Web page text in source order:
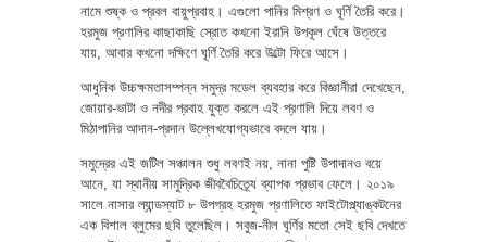
নামে শুষ্ক ও প্রবল বায়ুপ্রবাহ। এগুলো পানির মিশ্রণ ও ঘূর্ণি তৈরি করে।
হরমুজ প্রণালির কাছাকাছি স্রোত কখনো ইরানি উপকূল ঘেঁষে উত্তরে
যায়, আবার কখনো দক্ষিণে ঘূর্ণি তৈরি করে উল্টো ফিরে আসে।
আধুনিক উচ্চক্ষমতাসম্পন্ন সমুদ্র মডেল ব্যবহার করে বিজ্ঞানীরা দেখেছেন,
জোয়ার-ভাটা ও নদীর প্রবাহ যুক্ত করলে এই প্রণালি দিয়ে লবণ ও
মিঠাপানির আদান-প্রদান উল্লেখযোগ্যভাবে বদলে যায়।
সমুদ্রের এই জটিল সঞ্চালন শুধু লবণই নয়, নানা পুষ্টি উপাদানও বয়ে
আনে, যা স্থানীয় সামুদ্রিক জীববৈচিত্র্যে ব্যাপক প্রভাব ফেলে। ২০১৯
সালে নাসার ল্যান্ডস্যাট ৮ উপগ্রহ হরমুজ প্রণালিতে ফাইটোপ্ল্যাঙ্কটনের
এক বিশাল ব্লুমের ছবি তুলেছিল। সবুজ-নীল ঘূর্ণির মতো সেই ছবি দেখতে